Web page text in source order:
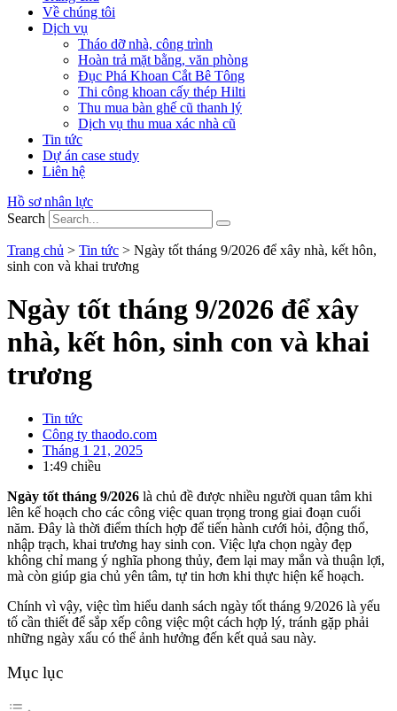
Về chúng tôi
Dịch vụ
Tháo dỡ nhà, công trình
Hoàn trả mặt bằng, văn phòng
Đục Phá Khoan Cắt Bê Tông
Thi công khoan cấy thép Hilti
Thu mua bàn ghế cũ thanh lý
Dịch vụ thu mua xác nhà cũ
Tin tức
Dự án case study
Liên hệ
Hồ sơ nhân lực
Search
Trang chủ > Tin tức > Ngày tốt tháng 9/2026 để xây nhà, kết hôn,
sinh con và khai trương
Ngày tốt tháng 9/2026 để xây
nhà, kết hôn, sinh con và khai
trương
Tin tức
Công ty thaodo.com
Tháng 1 21, 2025
1:49 chiều
Ngày tốt tháng 9/2026 là chủ đề được nhiều người quan tâm khi
lên kế hoạch cho các công việc quan trọng trong giai đoạn cuối
năm. Đây là thời điểm thích hợp để tiến hành cưới hỏi, động thổ,
nhập trạch, khai trương hay sinh con. Việc lựa chọn ngày đẹp
không chỉ mang ý nghĩa phong thủy, đem lại may mắn và thuận lợi,
mà còn giúp gia chủ yên tâm, tự tin hơn khi thực hiện kế hoạch.
Chính vì vậy, việc tìm hiểu danh sách ngày tốt tháng 9/2026 là yếu
tố cần thiết để sắp xếp công việc một cách hợp lý, tránh gặp phải
những ngày xấu có thể ảnh hưởng đến kết quả sau này.
Mục lục